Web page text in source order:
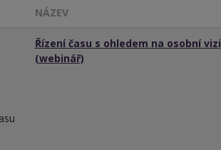
NÁZEV
Řízení času s ohledem na osobní vizi
(webinář)